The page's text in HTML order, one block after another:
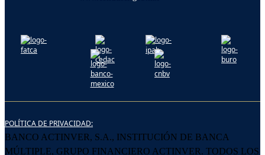
POLÍTICA DE PRIVACIDAD:
BANCO ACTINVER, S.A., INSTITUCIÓN DE BANCA
MÚLTIPLE, GRUPO FINANCIERO ACTINVER. TODOS LOS